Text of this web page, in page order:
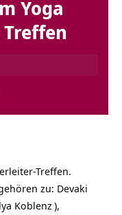
Yoga
Treffen.
zu: Devaki
Koblenz),